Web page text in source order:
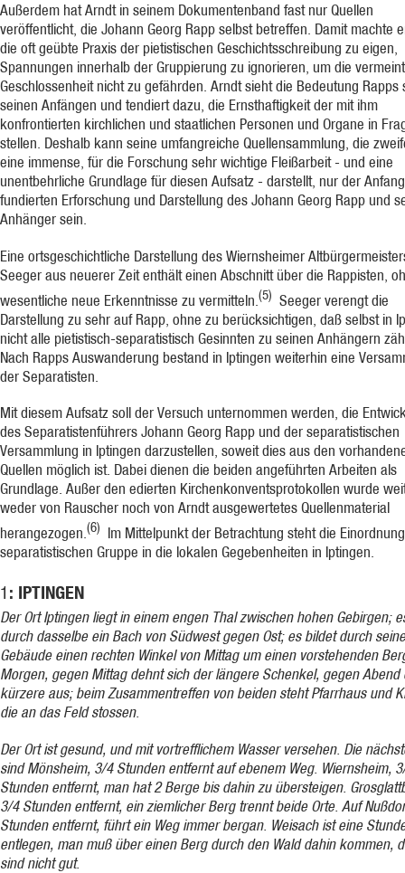
Außerdem hat Arndt in seinem Dokumentenband fast nur Quellen
veröffentlicht, die Johann Georg Rapp selbst betreffen. Damit machte
die oft geübte Praxis der pietistischen Geschichtsschreibung zu eigen,
Spannungen innerhalb der Gruppierung zu ignorieren, um die
Geschlossenheit nicht zu gefährden. Arndt sieht die Bedeutung Rapps
seinen Anfängen und tendiert dazu, die Ernsthaftigkeit der mit ihm
konfrontierten kirchlichen und staatlichen Personen und Organe in
stellen. Deshalb kann seine umfangreiche Quellensammlung, die
eine immense, für die Forschung sehr wichtige Fleißarbeit - und eine
unentbehrliche Grundlage für diesen Aufsatz - darstellt, nur der
fundierten Erforschung und Darstellung des Johann Georg Rapp und
Anhänger sein.
Eine ortsgeschichtliche Darstellung des Wiernsheimer
Seeger aus neuerer Zeit enthält einen Abschnitt über die Rappisten,
wesentliche neue Erkenntnisse zu vermitteln. (5) Seeger verengt die
Darstellung zu sehr auf Rapp, ohne zu berücksichtigen, daß selbst in
nicht alle pietistisch-separatistisch Gesinnten zu seinen Anhängern
Nach Rapps Auswanderung bestand in Iptingen weiterhin eine
der Separatisten.
Mit diesem Aufsatz soll der Versuch unternommen werden, die
des Separatistenführers Johann Georg Rapp und der separatistischen
Versammlung in Iptingen darzustellen, soweit dies aus den
Quellen möglich ist. Dabei dienen die beiden angeführten Arbeiten als
Grundlage. Außer den edierten Kirchenkonventsprotokollen wurde
weder von Rauscher noch von Arndt ausgewertetes Quellenmaterial
herangezogen. (6) Im Mittelpunkt der Betrachtung steht die
separatistischen Gruppe in die lokalen Gegebenheiten in Iptingen.
1 : IPTINGEN
Der Ort Iptingen liegt in einem engen Thal zwischen hohen Ge­birgen;
durch das­selbe ein Bach von Südwest gegen Ost; es bildet durch seine
Gebäude einen rechten Winkel von Mittag um einen vorstehenden
Morgen, gegen Mittag dehnt sich der längere Schenkel, gegen Abend
kürzere aus; beim Zusammentref­fen von beiden steht Pfarrhaus und
die an das Feld stos­sen.
Der Ort ist gesund, und mit vortrefflichem Wasser versehen. Die
sind Mönsheim, 3/4 Stunden entfernt auf ebenem Weg. Wiernsheim,
Stunden entfernt, man hat 2 Berge bis dahin zu übersteigen.
3/4 Stunden entfernt, ein ziemlicher Berg trennt beide Orte. Auf
Stunden entfernt, führt ein Weg immer bergan. Weisach ist eine
entlegen, man muß über einen Berg durch den Wald dahin kommen,
sind nicht gut.